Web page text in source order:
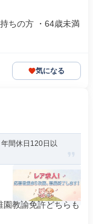
ちの方 ・64歳未満
気になる
間休日120日以
教諭免許どちらも